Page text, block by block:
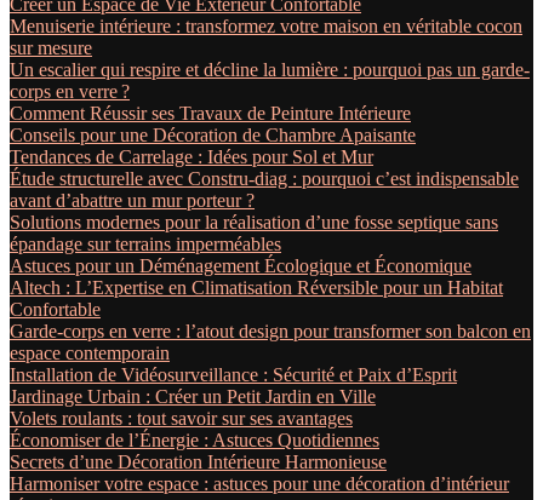
Créer un Espace de Vie Extérieur Confortable
Menuiserie intérieure : transformez votre maison en véritable cocon
sur mesure
Un escalier qui respire et décline la lumière : pourquoi pas un garde-
corps en verre ?
Comment Réussir ses Travaux de Peinture Intérieure
Conseils pour une Décoration de Chambre Apaisante
Tendances de Carrelage : Idées pour Sol et Mur
Étude structurelle avec Constru-diag : pourquoi c’est indispensable
avant d’abattre un mur porteur ?
Solutions modernes pour la réalisation d’une fosse septique sans
épandage sur terrains imperméables
Astuces pour un Déménagement Écologique et Économique
Altech : L’Expertise en Climatisation Réversible pour un Habitat
Confortable
Garde-corps en verre : l’atout design pour transformer son balcon en
espace contemporain
Installation de Vidéosurveillance : Sécurité et Paix d’Esprit
Jardinage Urbain : Créer un Petit Jardin en Ville
Volets roulants : tout savoir sur ses avantages
Économiser de l’Énergie : Astuces Quotidiennes
Secrets d’une Décoration Intérieure Harmonieuse
Harmoniser votre espace : astuces pour une décoration d’intérieur